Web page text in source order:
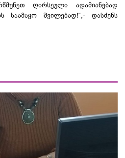
ღირსეული ადამიანებად
საამაყო შვილებად!“,- დასძენს